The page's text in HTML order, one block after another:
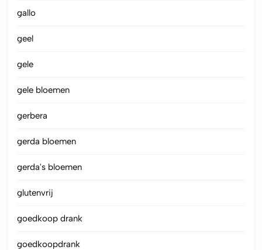
gallo
geel
gele
gele bloemen
gerbera
gerda bloemen
gerda's bloemen
glutenvrij
goedkoop drank
goedkoopdrank